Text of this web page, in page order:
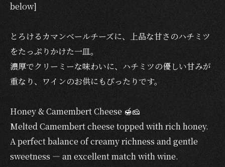
below]
とろけるカマンベールチーズに、上品な甘さのハチミツ
をたっぷりかけた一皿。
濃厚でクリーミーな味わいに、ハチミツの優しい甘みが
重なり、ワインのお供にもぴったりです。
Honey & Camembert Cheese 🍯🧀
Melted Camembert cheese topped with rich honey.
A perfect balance of creamy richness and gentle
sweetness — an excellent match with wine.